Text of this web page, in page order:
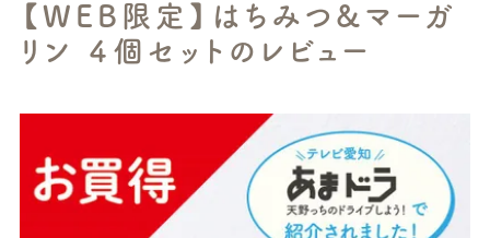
【WEB限定】はちみつ&マーガ
リン ４個セットのレビュー